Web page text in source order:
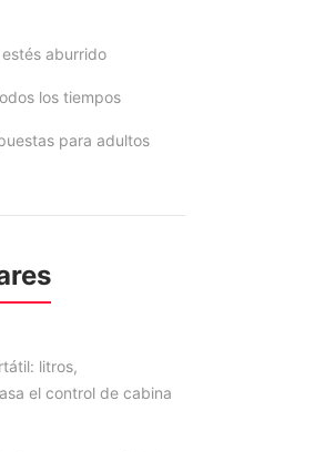
aburrido
los tiempos
para adultos
litros,
el control de cabina